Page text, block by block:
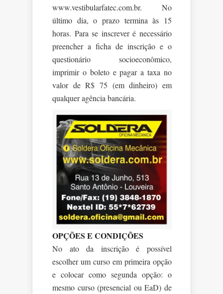
www.vestibularfatec.com.br. No
último dia, o prazo termina às 15
horas. Para se inscrever é necessário
preencher a ficha de inscrição e o
questionário socioeconômico,
imprimir o boleto e pagar a taxa no
valor de R$ 75 (em dinheiro) em
qualquer agência bancária.
OPÇÕES E CONDIÇÕES
No ato da inscrição é possível
escolher um curso em primeira opção
e colocar como segunda opção: o
mesmo curso (presencial ou EaD) de